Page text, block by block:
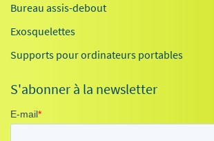
Bureau assis-debout
Exosquelettes
Supports pour ordinateurs portables
S'abonner à la newsletter